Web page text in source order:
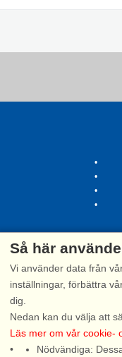
Så här
Vi använder data från
inställningar, förbättra
dig.
Nedan kan du välja att
Läs mer om vår cookie-
Nödvändiga: